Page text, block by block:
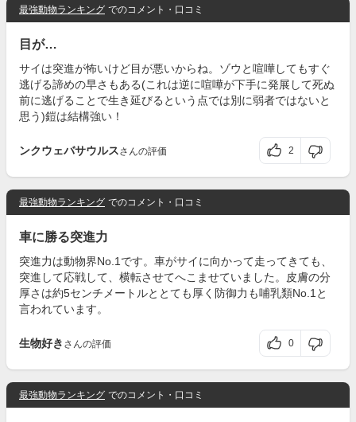
最強動物ランキング でのコメント・口コミ
目が…
サイは突進が怖いけど目が悪いからね。ゾウと喧嘩してもすぐ
逃げる諦めの早さもある(これは逆に喧嘩が下手に発展して死ぬ
前に逃げることで生き延びるという点では別に弱者ではないと
思う)鎧は結構強い！
ンクウェバサウルスさんの評価 2
最強動物ランキング でのコメント・口コミ
車に勝る突進力
突進力は動物界No.1です。車がサイに向かって走ってきても、
突進して応戦して、横転させてへこませていました。皮膚の分
厚さは約5センチメートルととても厚く防御力も哺乳類No.1と
言われています。
生物好き さんの評価 0
最強動物ランキング でのコメント・口コミ